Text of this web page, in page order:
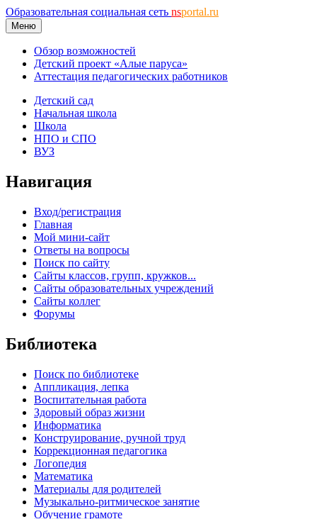
Образовательная социальная сеть nsportal.ru
Меню
Обзор возможностей
Детский проект «Алые паруса»
Аттестация педагогических работников
Детский сад
Начальная школа
Школа
НПО и СПО
ВУЗ
Навигация
Вход/регистрация
Главная
Мой мини-сайт
Ответы на вопросы
Поиск по сайту
Сайты классов, групп, кружков...
Сайты образовательных учреждений
Сайты коллег
Форумы
Библиотека
Поиск по библиотеке
Аппликация, лепка
Воспитательная работа
Здоровый образ жизни
Информатика
Конструирование, ручной труд
Коррекционная педагогика
Логопедия
Математика
Материалы для родителей
Музыкально-ритмическое занятие
Обучение грамоте